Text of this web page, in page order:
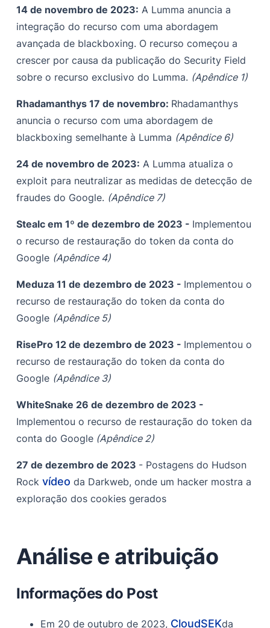
14 de novembro de 2023: A Lumma anuncia a
integração do recurso com uma abordagem
avançada de blackboxing. O recurso começou a
crescer por causa da publicação do Security Field
sobre o recurso exclusivo do Lumma. (Apêndice 1)
Rhadamanthys 17 de novembro: Rhadamanthys
anuncia o recurso com uma abordagem de
blackboxing semelhante à Lumma (Apêndice 6)
24 de novembro de 2023: A Lumma atualiza o
exploit para neutralizar as medidas de detecção de
fraudes do Google. (Apêndice 7)
Stealc em 1º de dezembro de 2023 - Implementou
o recurso de restauração do token da conta do
Google (Apêndice 4)
Meduza 11 de dezembro de 2023 - Implementou o
recurso de restauração do token da conta do
Google (Apêndice 5)
RisePro 12 de dezembro de 2023 - Implementou o
recurso de restauração do token da conta do
Google (Apêndice 3)
WhiteSnake 26 de dezembro de 2023 -
Implementou o recurso de restauração do token da
conta do Google (Apêndice 2)
27 de dezembro de 2023 - Postagens do Hudson
Rockvídeo da Darkweb, onde um hacker mostra a
exploração dos cookies gerados
Análise e atribuição
Informações do Post
Em 20 de outubro de 2023, CloudSEKda